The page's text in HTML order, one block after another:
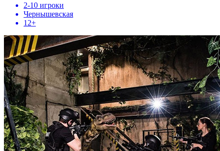
2-10 игроки
Чернышевская
12+